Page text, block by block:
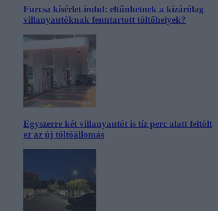
Furcsa kísérlet indul: eltűnhetnek a kizárólag
villanyautóknak fenntartott töltőhelyek?
Egyszerre két villanyautót is tíz perc alatt feltölt
ez az új töltőállomás